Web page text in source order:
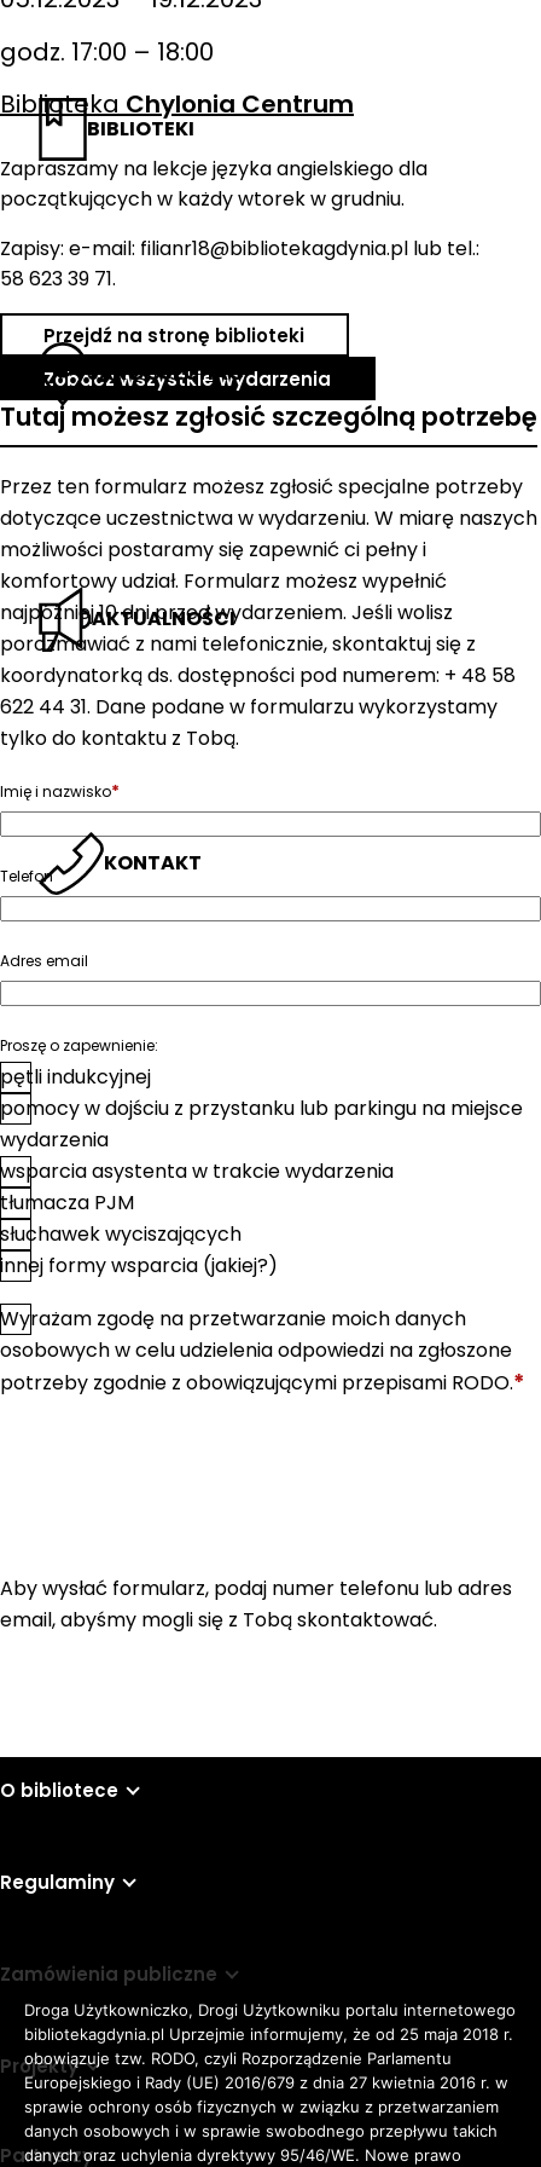
BIBLIOTEKI
JAK DOJECHAĆ
AKTUALNOŚCI
KONTAKT
godz. 17:00 – 18:00
Biblioteka Chylonia Centrum
Zapraszamy na lekcje języka angielskiego dla
początkujących w każdy wtorek w grudniu.
Zapisy: e-mail: filianr18@bibliotekagdynia.pl lub tel.:
58 623 39 71.
Przejdź na stronę biblioteki
Zobacz wszystkie wydarzenia
Tutaj możesz zgłosić szczególną potrzebę
Przez ten formularz możesz zgłosić specjalne potrzeby
dotyczące uczestnictwa w wydarzeniu. W miarę naszych
możliwości postaramy się zapewnić ci pełny i
komfortowy udział. Formularz możesz wypełnić
najpóźniej 10 dni przed wydarzeniem. Jeśli wolisz
porozmawiać z nami telefonicznie, skontaktuj się z
koordynatorką ds. dostępności pod numerem: + 48 58
622 44 31. Dane podane w formularzu wykorzystamy
tylko do kontaktu z Tobą.
Imię i nazwisko*
Telefon
Adres email
Proszę o zapewnienie:
pętli indukcyjnej
pomocy w dojściu z przystanku lub parkingu na miejsce
wydarzenia
wsparcia asystenta w trakcie wydarzenia
tłumacza PJM
słuchawek wyciszających
innej formy wsparcia (jakiej?)
Zgoda*
Wyrażam zgodę na przetwarzanie moich danych
osobowych w celu udzielenia odpowiedzi na zgłoszone
potrzeby zgodnie z obowiązującymi przepisami RODO.*
Aby wysłać formularz, podaj numer telefonu lub adres
email, abyśmy mogli się z Tobą skontaktować.
O bibliotece
Regulaminy
Zamówienia publiczne
Projekty
Partnerzy
Droga Użytkowniczko, Drogi Użytkowniku portalu internetowego
bibliotekagdynia.pl Uprzejmie informujemy, że od 25 maja 2018 r.
obowiązuje tzw. RODO, czyli Rozporządzenie Parlamentu
Europejskiego i Rady (UE) 2016/679 z dnia 27 kwietnia 2016 r. w
sprawie ochrony osób fizycznych w związku z przetwarzaniem
danych osobowych i w sprawie swobodnego przepływu takich
danych oraz uchylenia dyrektywy 95/46/WE. Nowe prawo